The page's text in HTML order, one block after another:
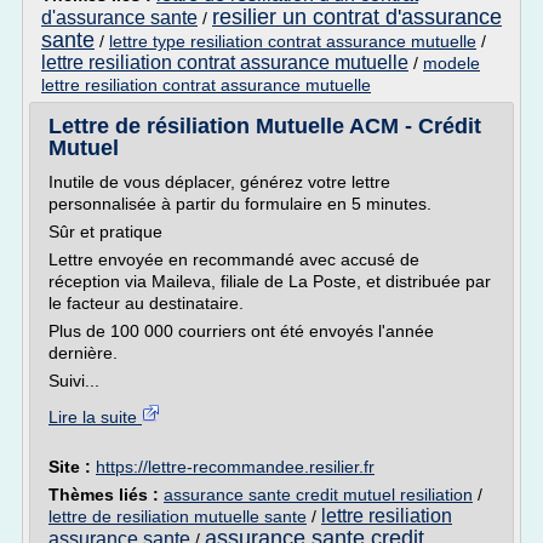
d'assurance sante / resilier un contrat d'assurance
sante / lettre type resiliation contrat assurance mutuelle /
lettre resiliation contrat assurance mutuelle / modele
lettre resiliation contrat assurance mutuelle
Lettre de résiliation Mutuelle ACM - Crédit
Mutuel
Inutile de vous déplacer, générez votre lettre
personnalisée à partir du formulaire en 5 minutes.
Sûr et pratique
Lettre envoyée en recommandé avec accusé de
réception via Maileva, filiale de La Poste, et distribuée par
le facteur au destinataire.
Plus de 100 000 courriers ont été envoyés l'année
dernière.
Suivi...
Lire la suite
Site : https://lettre-recommandee.resilier.fr
Thèmes liés : assurance sante credit mutuel resiliation /
lettre de resiliation mutuelle sante / lettre resiliation
assurance sante
assurance sante credit